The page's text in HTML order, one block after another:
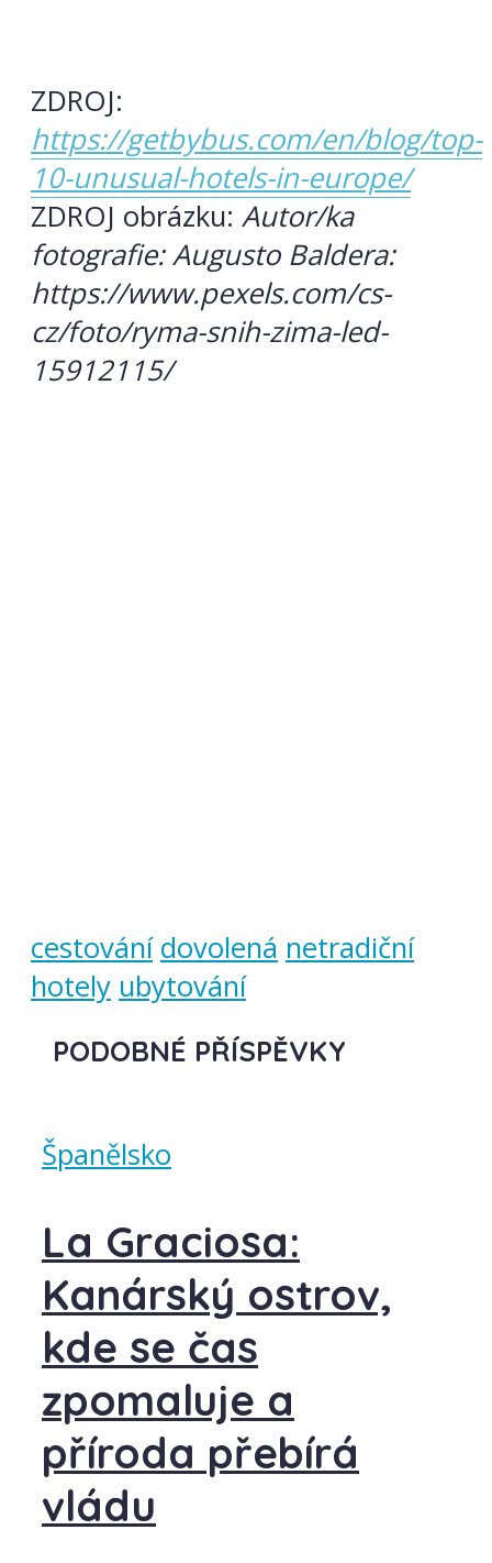
ZDROJ:
https://getbybus.com/en/blog/top-
10-unusual-hotels-in-europe/
ZDROJ obrázku: Autor/ka
fotografie: Augusto Baldera:
https://www.pexels.com/cs-
cz/foto/ryma-snih-zima-led-
15912115/
cestování dovolená netradiční
hotely ubytování
PODOBNÉ PŘÍSPĚVKY
Španělsko
La Graciosa:
Kanárský ostrov,
kde se čas
zpomaluje a
příroda přebírá
vládu